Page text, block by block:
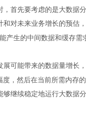
，首先要考虑的是大数据
对未来业务增长的预估
产生的中间数据和缓存
展可能带来的数据量增长
度，然后在当前所需内存
继续稳定地运行大数据